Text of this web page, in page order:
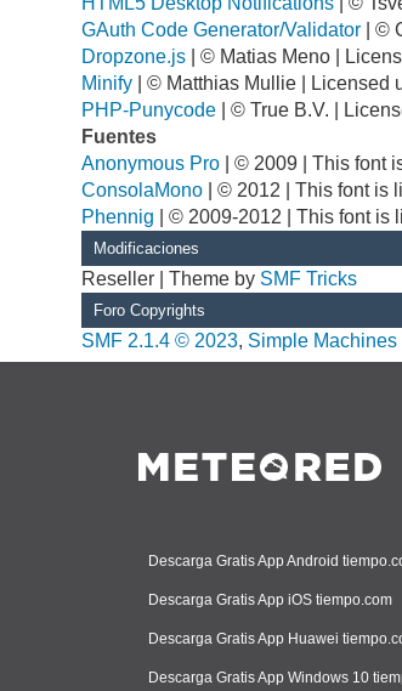
GAuth Code Generator/Validator | ©
Dropzone.js | © Matias Meno |
Minify | © Matthias Mullie | Licensed
PHP-Punycode | © True B.V. |
Fuentes
Anonymous Pro | © 2009 | This font
ConsolaMono | © 2012 | This font is
Phennig | © 2009-2012 | This font is
Modificaciones
Reseller | Theme by SMF Tricks
Foro Copyrights
SMF 2.1.4 © 2023, Simple Machines
Descarga Gratis App Android
Descarga Gratis App iOS tiempo.com
Descarga Gratis App Huawei
Descarga Gratis App Windows 10